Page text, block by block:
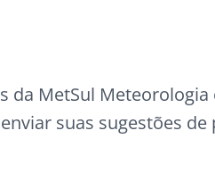
da MetSul Meteorologia
suas sugestões de